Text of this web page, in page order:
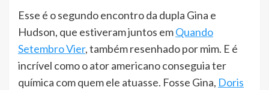
Esse é o segundo encontro da dupla Gina e
Hudson, que estiveram juntos emQuando
Setembro Vier, também resenhado por mim. E é
incrível como o ator americano conseguia ter
química com quem ele atuasse. Fosse Gina, Doris